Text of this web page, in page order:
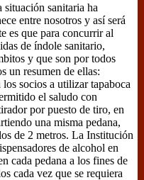
sanitaria ha
entre nosotros y así será
es que para concurrir al
de índole sanitario,
y que son por todos
un resumen de ellas:
socios a utilizar tapaboca
el saludo con
por puesto de tiro, en
una misma pedana,
de 2 metros. La Institución
de alcohol en
cada pedana a los fines de
cada vez que se requiera